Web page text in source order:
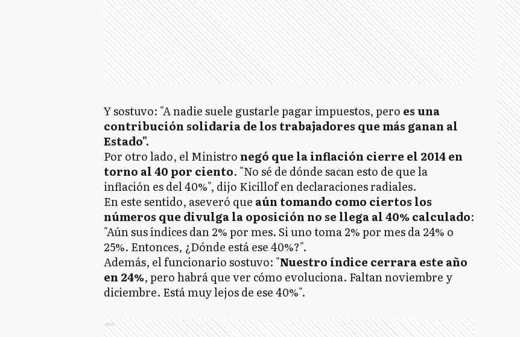
Y sostuvo: "A nadie suele gustarle pagar impuestos, pero es una
contribución solidaria de los trabajadores que más ganan al
Estado".
Por otro lado, el Ministro negó que la inflación cierre el 2014 en
torno al 40 por ciento. "No sé de dónde sacan esto de que la
inflación es del 40%", dijo Kicillof en declaraciones radiales.
En este sentido, aseveró que aún tomando como ciertos los
números que divulga la oposición no se llega al 40% calculado:
"Aún sus índices dan 2% por mes. Si uno toma 2% por mes da 24% o
25%. Entonces, ¿Dónde está ese 40%?".
Además, el funcionario sostuvo: "Nuestro índice cerrara este año
en 24%, pero habrá que ver cómo evoluciona. Faltan noviembre y
diciembre. Está muy lejos de ese 40%".
Ads